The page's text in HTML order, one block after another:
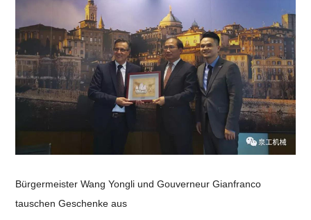
Bürgermeister Wang Yongli und Gouverneur Gianfranco
tauschen Geschenke aus